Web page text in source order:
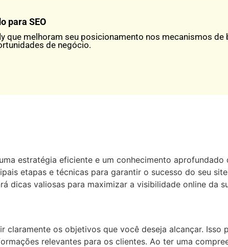
para SEO
que melhoram seu posicionamento nos mecanismos de
de negócio.
estratégia eficiente e um conhecimento
etapas e técnicas para garantir o sucesso do seu
dicas valiosas para maximizar a visibilidade online da
os objetivos que você deseja alcançar. Isso
relevantes para os clientes. Ao ter uma